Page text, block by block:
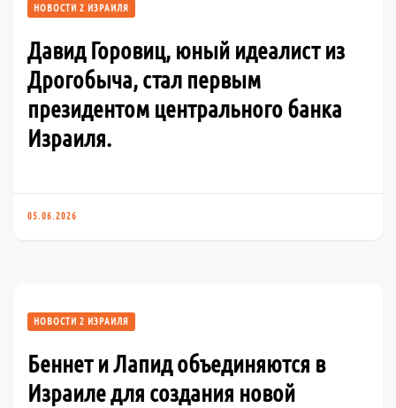
НОВОСТИ 2 ИЗРАИЛЯ
Давид Горовиц, юный идеалист из
Дрогобыча, стал первым
президентом центрального банка
Израиля.
05.06.2026
НОВОСТИ 2 ИЗРАИЛЯ
Беннет и Лапид объединяются в
Израиле для создания новой